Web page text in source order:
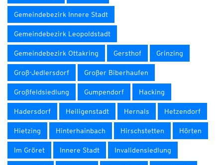
Gemeindebezirk Innere Stadt
Gemeindebezirk Leopoldstadt
Gemeindebezirk Ottakring Gersthof Grinzing
Groß-Jedlersdorf Großer Biberhaufen
Großfeldsiedlung Gumpendorf Hacking
Hadersdorf Heiligenstadt Hernals Hetzendorf
Hietzing Hinterhainbach Hirschstetten Hörten
Im Gröret Innere Stadt Invalidensiedlung